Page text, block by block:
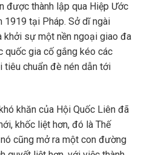
được thành lập qua Hiệp Ước
tại Pháp. Sở dĩ ngài
khởi sự một nền ngoại giao đa
quốc gia cố gắng kéo các
tiêu chuẩn đè nén dẫn tới
khăn của Hội Quốc Liên đã
khốc liệt hơn, đó là Thế
cũng mở ra một con đường